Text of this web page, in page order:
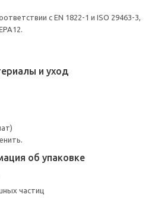
с EN 1822-1 и ISO 29463-3,
и уход
об упаковке
частиц